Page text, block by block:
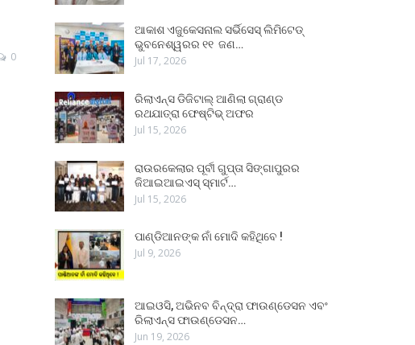
0
ଆକାଶ ଏଜୁକେସନାଲ ସର୍ଭିସେସ୍ ଲିମିଟେଡ୍
ଭୁବନେଶ୍ୱରର ୧୧ ଜଣ…
Jul 17, 2026
ରିଲାଏନ୍ସ ଡିଜିଟାଲ୍ ଆଣିଲା ଗ୍ରାଣ୍ଡ
ରଥଯାତ୍ରା ଫେଷ୍ଟିଭ୍ ଅଫର
Jul 15, 2026
ରାଉରକେଲାର ପୂର୍ବୀ ଗୁପ୍ତା ସିଙ୍ଗାପୁରର
ଜିଆଇଆଇଏସ୍ ସ୍ମାର୍ଟ…
Jul 15, 2026
ପାଣ୍ଡିଆନଙ୍କ ନାଁ ମୋଦି କହିଥିବେ !
Jul 9, 2026
ଆଇଓସି, ଅଭିନବ ବିନ୍ଦ୍ରା ଫାଉଣ୍ଡେସନ ଏବଂ
ରିଲାଏନ୍ସ ଫାଉଣ୍ଡେସନ…
Jun 19, 2026